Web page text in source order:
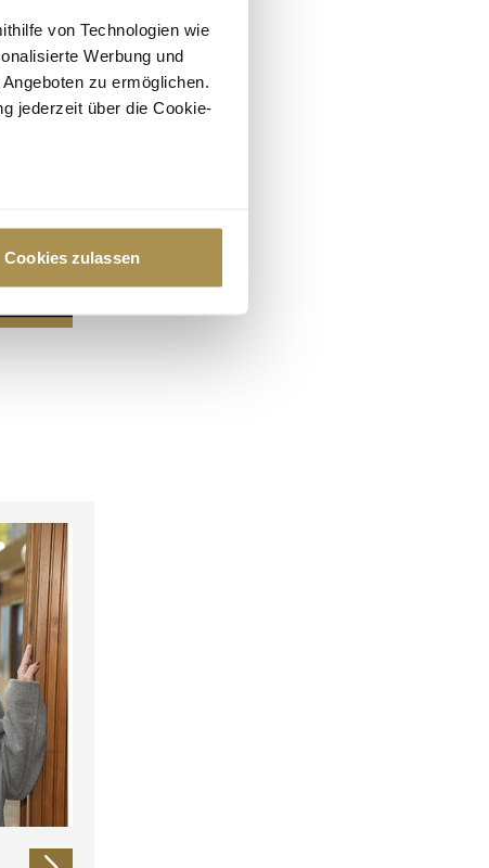
von Technologien wie
Werbung und
zu ermöglichen.
jederzeit über die Cookie-
Präferenzen im
anbieten zu können
diese Informationen
Rahmen Ihrer Nutzung
Cookies zulassen